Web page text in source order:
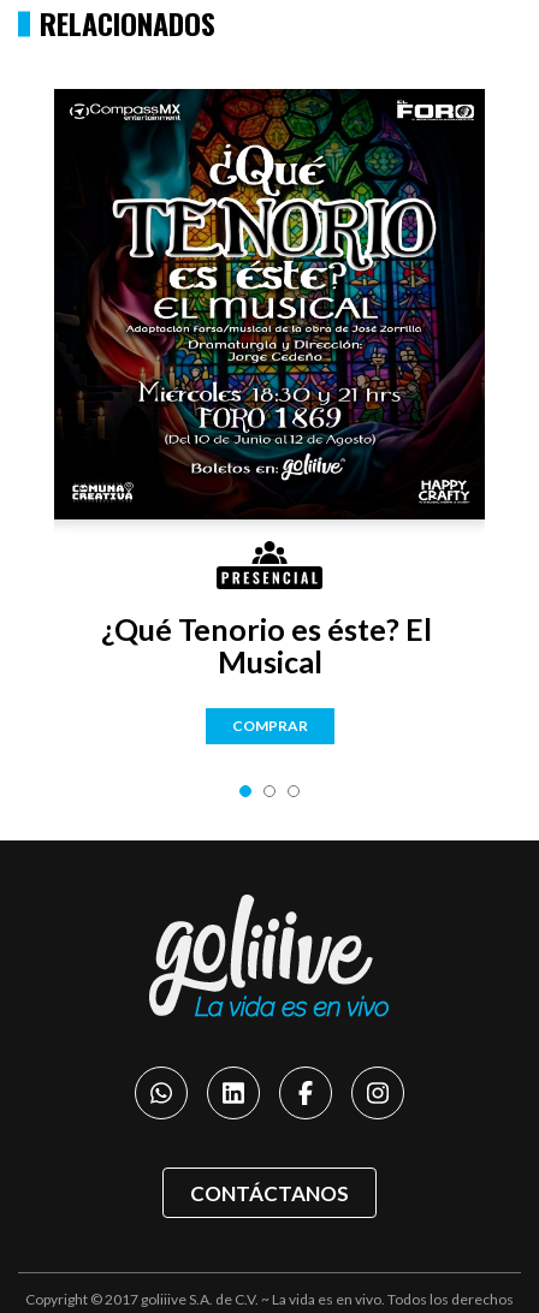
RELACIONADOS
¿Qué Tenorio es éste? El
Musical
COMPRAR
CONTÁCTANOS
Copyright © 2017 goliiive S.A. de C.V. ~ La vida es en vivo. Todos los derechos